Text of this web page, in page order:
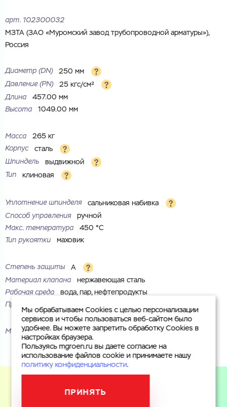
Номер телефона
Cоглашаюсь на обработку
Город
ЗАГРУЗИТЬ
МБ)
арт. 102300032
МЗТА (ЗАО «Муромский за­вод трубопроводной арматуры»),
Россия
Диаметр (DN)
250 мм
Давление (PN)
25 кгс/см²
Длина
457.00 мм
Высота
1049.00 мм
Масса
265 кг
Корпус
сталь
Шпиндель
выдвижной
Тип
клиновая
Уплотнение шпинделя
сальниковая набивка
Способ управления
ручной
Макс. температура
450 °С
Тип рукоятки
маховик
Степень защиты
A
Материал клапана
нержавеющая сталь
Рабочая среда
вода, пар, нефтепродукты
Присоединение
Маркировка 30с64нж
Мы обрабатываем Cookies с целью персонализации
сервисов и чтобы пользоваться веб-сайтом было
удобнее. Вы можете запретить обработку Cookies в
настройках браузера.
Пользуясь mgroen.ru вы даете согласие на
использование файлов cookie и принимаете нашу
политику конфиденциальности.
ПРИНЯТЬ